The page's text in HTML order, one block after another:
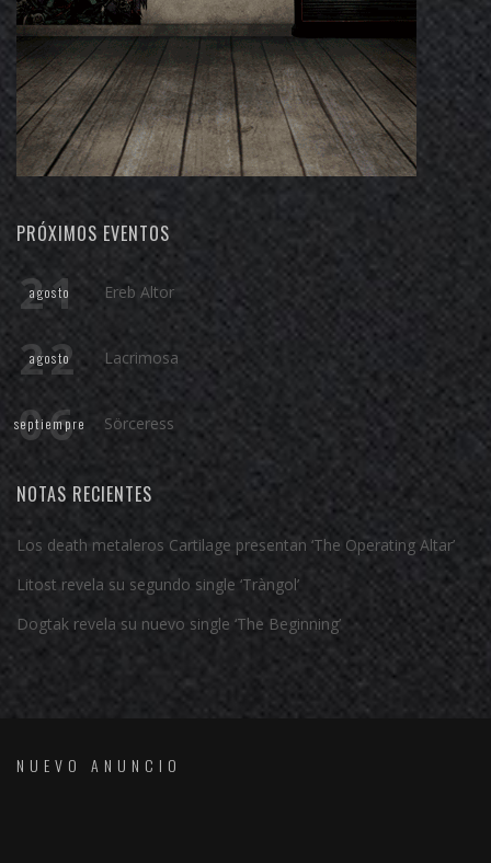
PRÓXIMOS EVENTOS
21
agosto Ereb Altor
22
agosto Lacrimosa
06
septiempre Sörceress
NOTAS RECIENTES
Los death metaleros Cartilage presentan ‘The Operating Altar’
Litost revela su segundo single ‘Tràngol’
Dogtak revela su nuevo single ‘The Beginning’
NUEVO ANUNCIO